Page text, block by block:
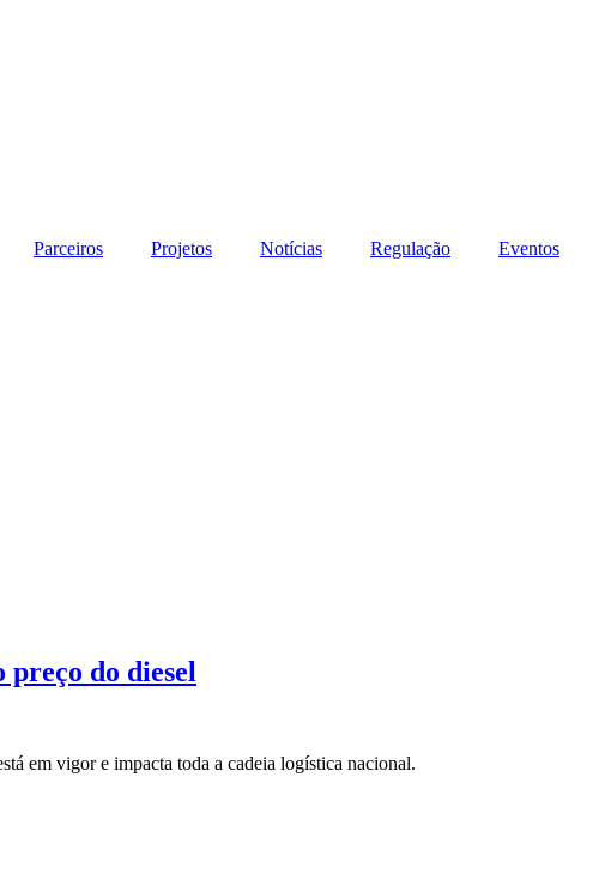
Parceiros Projetos Notícias Regulação
Eventos
do diesel
em vigor e impacta toda a cadeia logística nacional.